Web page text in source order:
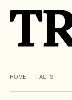
HOME FACTS